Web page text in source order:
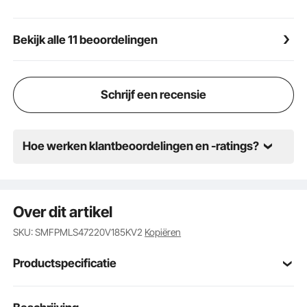
te houden. Met deze restaurantkoelkast met 4 wielen
Bekijk alle 11 beoordelingen
Schrijf een recensie
Hoe werken klantbeoordelingen en -ratings?
Over dit artikel
SKU: SMFPMLS47220V185KV2 Kopiëren
Productspecificatie
Model